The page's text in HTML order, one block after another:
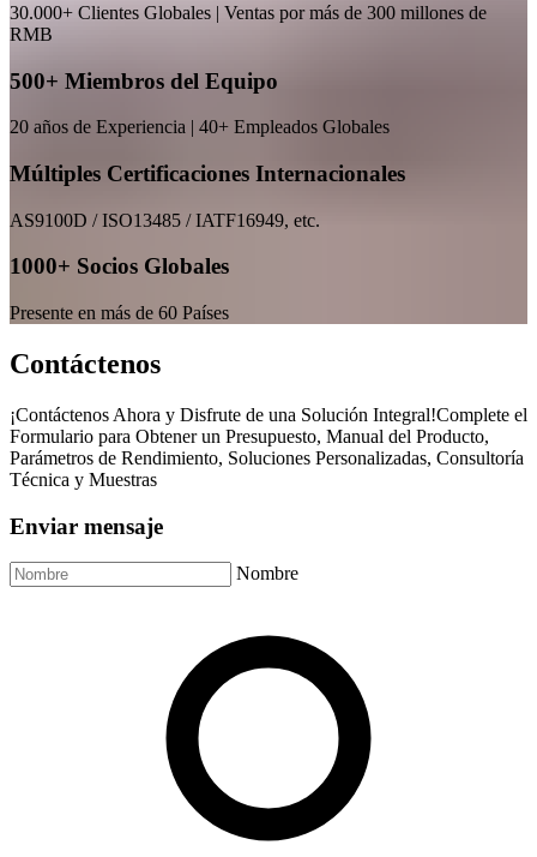
30.000+ Clientes Globales | Ventas por más de 300 millones de
RMB
500+ Miembros del Equipo
20 años de Experiencia | 40+ Empleados Globales
Múltiples Certificaciones Internacionales
AS9100D / ISO13485 / IATF16949, etc.
1000+ Socios Globales
Presente en más de 60 Países
Contáctenos
¡Contáctenos Ahora y Disfrute de una Solución Integral!Complete el
Formulario para Obtener un Presupuesto, Manual del Producto,
Parámetros de Rendimiento, Soluciones Personalizadas, Consultoría
Técnica y Muestras
Enviar mensaje
Nombre